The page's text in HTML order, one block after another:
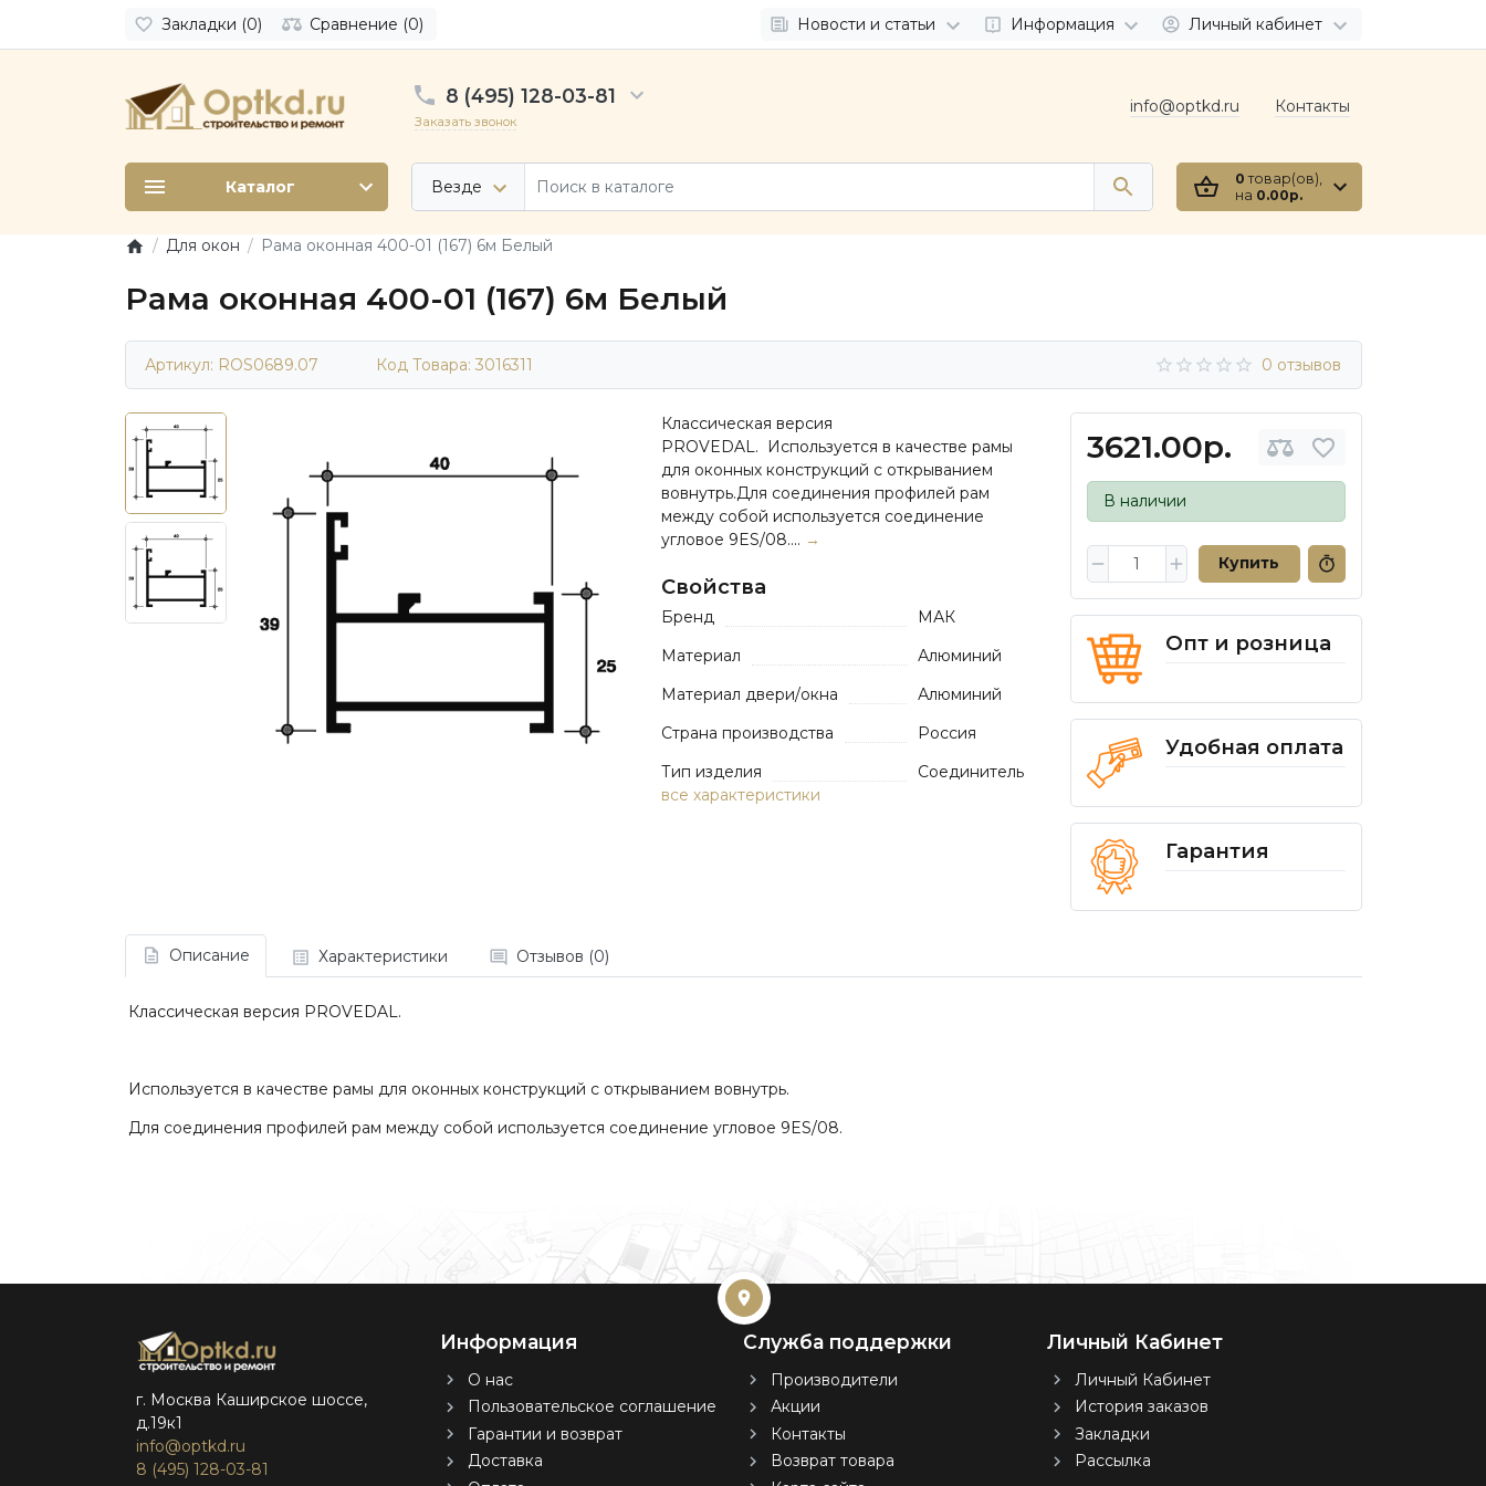
Закладки (0) Сравнение (0) Новости и статьи Информация Личный кабинет
8 (495) 128-03-81
Заказать звонок
Везде
info@optkd.ru Контакты
0 товар(ов),
на 0.00р.
Каталог
Для окон Рама оконная 400-01 (167) 6м Белый
Рама оконная 400-01 (167) 6м Белый
Артикул: ROS0689.07 Код Товара: 3016311 0 отзывов
3621.00р.
В наличии
Купить
Опт и розница
Удобная оплата
Гарантия
Классическая версия
PROVEDAL. Используется в качестве рамы
для оконных конструкций с открыванием
вовнутрь.Для соединения профилей рам
между собой используется соединение
угловое 9ES/08.... →
Свойства
Бренд
МАК
Материал
Алюминий
Материал двери/окна
Алюминий
Страна производства
Россия
Тип изделия
Cоединитель
все характеристики
Описание Характеристики Отзывов (0)
Классическая версия PROVEDAL.
Используется в качестве рамы для оконных конструкций с открыванием вовнутрь.
Для соединения профилей рам между собой используется соединение угловое 9ES/08.
г. Москва Каширское шоссе,
д.19к1
info@optkd.ru
8 (495) 128-03-81
Информация
О нас
Пользовательское соглашение
Гарантии и возврат
Доставка
Служба поддержки
Производители
Акции
Контакты
Возврат товара
Личный Кабинет
Личный Кабинет
История заказов
Закладки
Рассылка